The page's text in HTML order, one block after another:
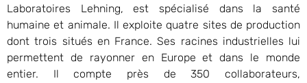
Laboratoires Lehning, est spécialisé dans la santé
humaine et animale. Il exploite quatre sites de production
dont trois situés en France. Ses racines industrielles lui
permettent de rayonner en Europe et dans le monde
entier. Il compte près de 350 collaborateurs,